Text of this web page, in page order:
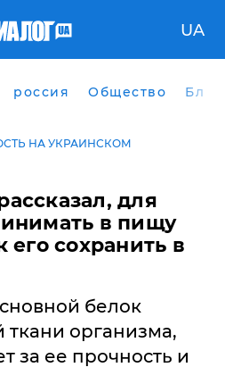
UA
россия Общество
НА УКРАИНСКОМ
для
в пищу
его сохранить в
белок
ткани организма,
за ее прочность и